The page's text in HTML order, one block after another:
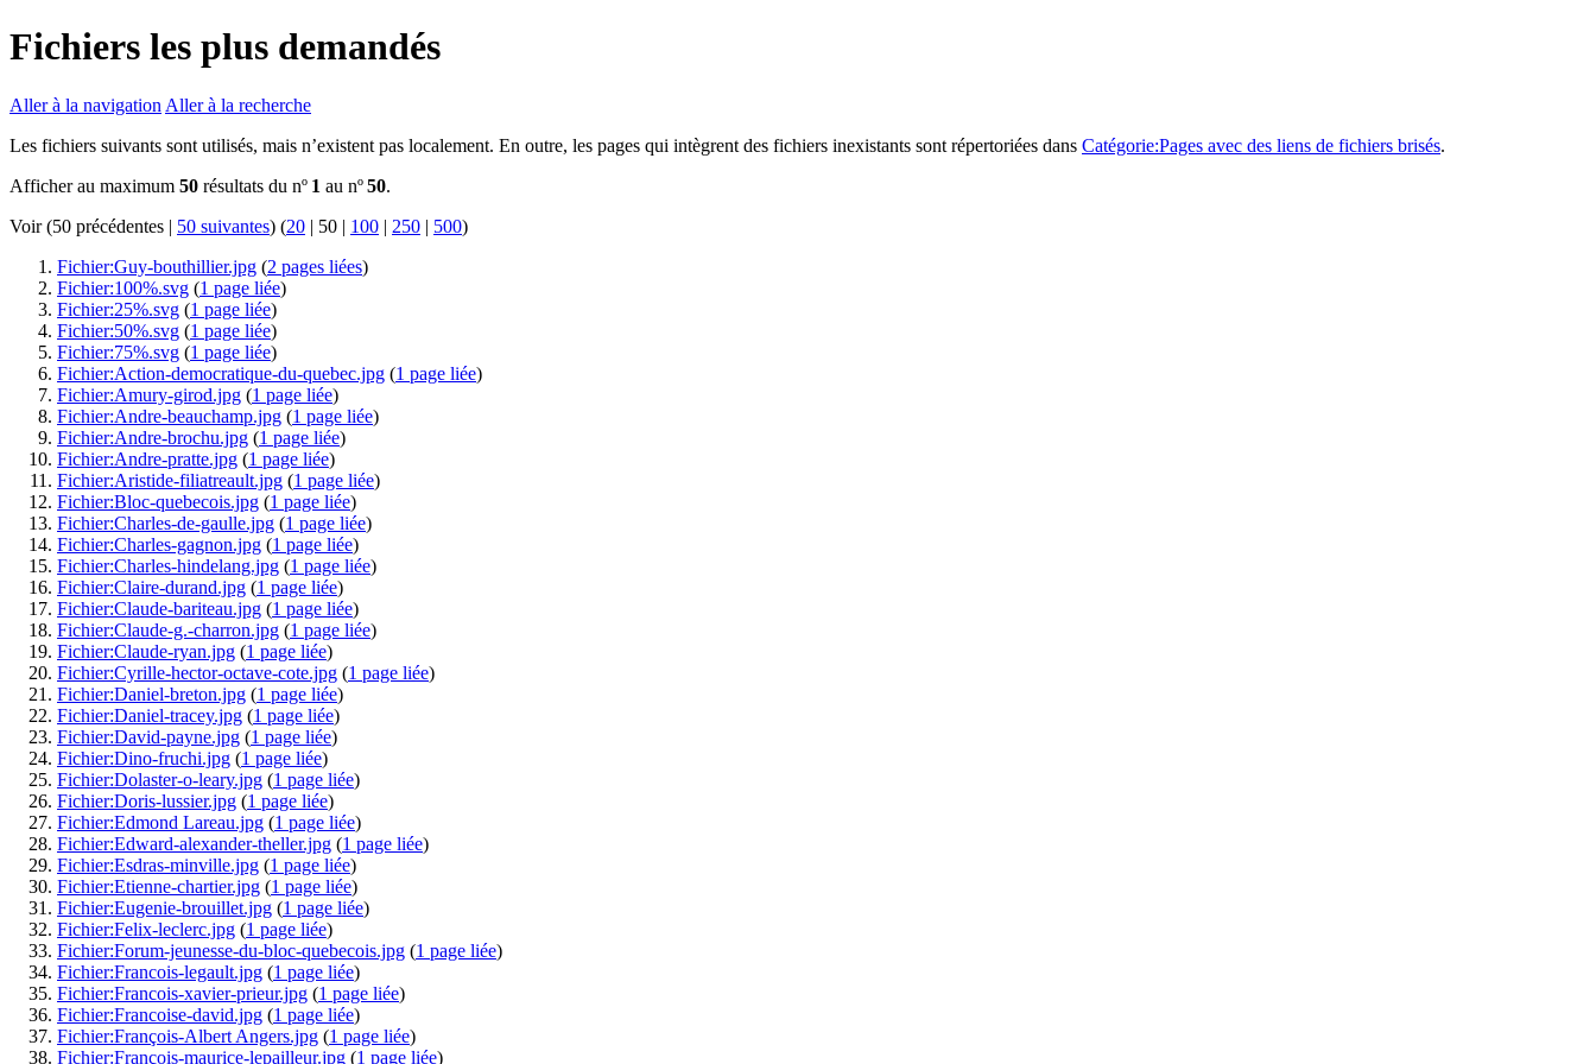
Fichiers les plus demandés
Aller à la navigation Aller à la recherche
Les fichiers suivants sont utilisés, mais n’existent pas localement. En outre, les pages qui intègrent des fichiers inexistants sont répertoriées dans Catégorie:Pages avec des liens de fichiers brisés.
Afficher au maximum 50 résultats du nº 1 au nº50.
Voir (50 précédentes | 50 suivantes) (20 | 50 | 100 | 250 | 500)
Fichier:Guy-bouthillier.jpg (2 pages liées)
Fichier:100%.svg (1 page liée)
Fichier:25%.svg (1 page liée)
Fichier:50%.svg (1 page liée)
Fichier:75%.svg (1 page liée)
Fichier:Action-democratique-du-quebec.jpg (1 page liée)
Fichier:Amury-girod.jpg (1 page liée)
Fichier:Andre-beauchamp.jpg (1 page liée)
Fichier:Andre-brochu.jpg (1 page liée)
Fichier:Andre-pratte.jpg (1 page liée)
Fichier:Aristide-filiatreault.jpg (1 page liée)
Fichier:Bloc-quebecois.jpg (1 page liée)
Fichier:Charles-de-gaulle.jpg (1 page liée)
Fichier:Charles-gagnon.jpg (1 page liée)
Fichier:Charles-hindelang.jpg (1 page liée)
Fichier:Claire-durand.jpg (1 page liée)
Fichier:Claude-bariteau.jpg (1 page liée)
Fichier:Claude-g.-charron.jpg (1 page liée)
Fichier:Claude-ryan.jpg (1 page liée)
Fichier:Cyrille-hector-octave-cote.jpg (1 page liée)
Fichier:Daniel-breton.jpg (1 page liée)
Fichier:Daniel-tracey.jpg (1 page liée)
Fichier:David-payne.jpg (1 page liée)
Fichier:Dino-fruchi.jpg (1 page liée)
Fichier:Dolaster-o-leary.jpg (1 page liée)
Fichier:Doris-lussier.jpg (1 page liée)
Fichier:Edmond Lareau.jpg (1 page liée)
Fichier:Edward-alexander-theller.jpg (1 page liée)
Fichier:Esdras-minville.jpg (1 page liée)
Fichier:Etienne-chartier.jpg (1 page liée)
Fichier:Eugenie-brouillet.jpg (1 page liée)
Fichier:Felix-leclerc.jpg (1 page liée)
Fichier:Forum-jeunesse-du-bloc-quebecois.jpg (1 page liée)
Fichier:Francois-legault.jpg (1 page liée)
Fichier:Francois-xavier-prieur.jpg (1 page liée)
Fichier:Francoise-david.jpg (1 page liée)
Fichier:François-Albert Angers.jpg (1 page liée)
Fichier:François-maurice-lepailleur.jpg (1 page liée)